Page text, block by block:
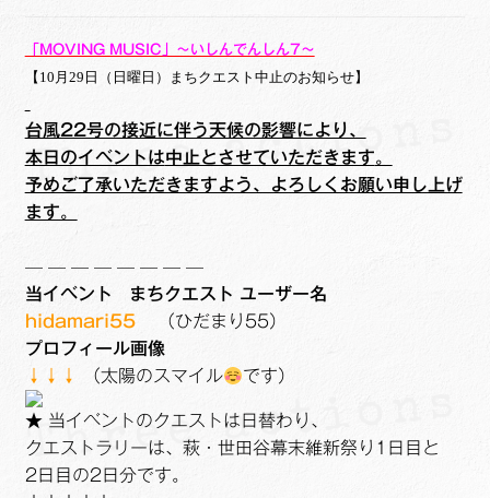
展
せたがや生涯現役ネットワーク
ー
萩・魅力PR大使
ニ
出演希望/お問い合わせフォーム
Contact
「MOVING MUSIC」～いしんでんしん7～
【10月29日（日曜日）まちクエスト中止のお知らせ】
台風22号の接近に伴う天候の影響により、
本日のイベントは中止とさせていただきます。
予めご了承いただきますよう、よろしくお願い申し上げ
ます。
— — — — — — — —
当イベント
まちクエスト ユーザー名
hidamari55
（ひだまり55）
プロフィール画像
↓↓↓
（太陽のスマイル です）
★ 当イベントのクエストは日替わり、
クエストラリーは、萩・世田谷幕末維新祭り1日目と
2日目の2日分です。